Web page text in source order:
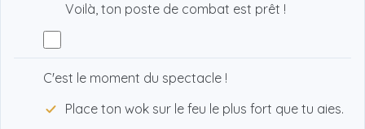
Voilà, ton poste de combat est prêt !
C'est le moment du spectacle !
Place ton wok sur le feu le plus fort que tu aies.